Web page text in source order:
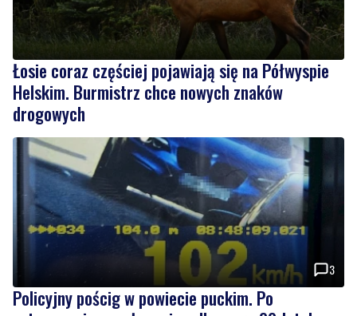
Łosie coraz częściej pojawiają się na Półwyspie
Helskim. Burmistrz chce nowych znaków
drogowych
3
Policyjny pościg w powiecie puckim. Po